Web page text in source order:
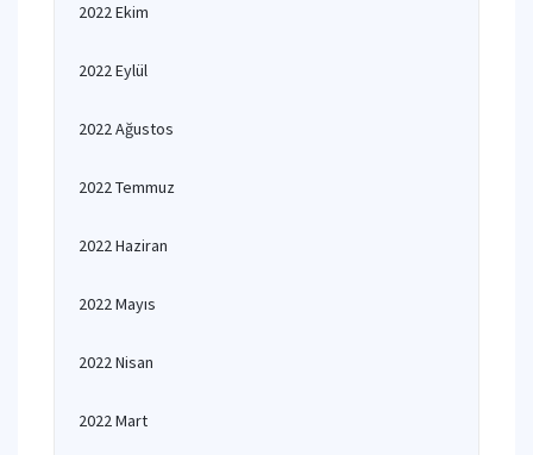
2022 Ekim
2022 Eylül
2022 Ağustos
2022 Temmuz
2022 Haziran
2022 Mayıs
2022 Nisan
2022 Mart